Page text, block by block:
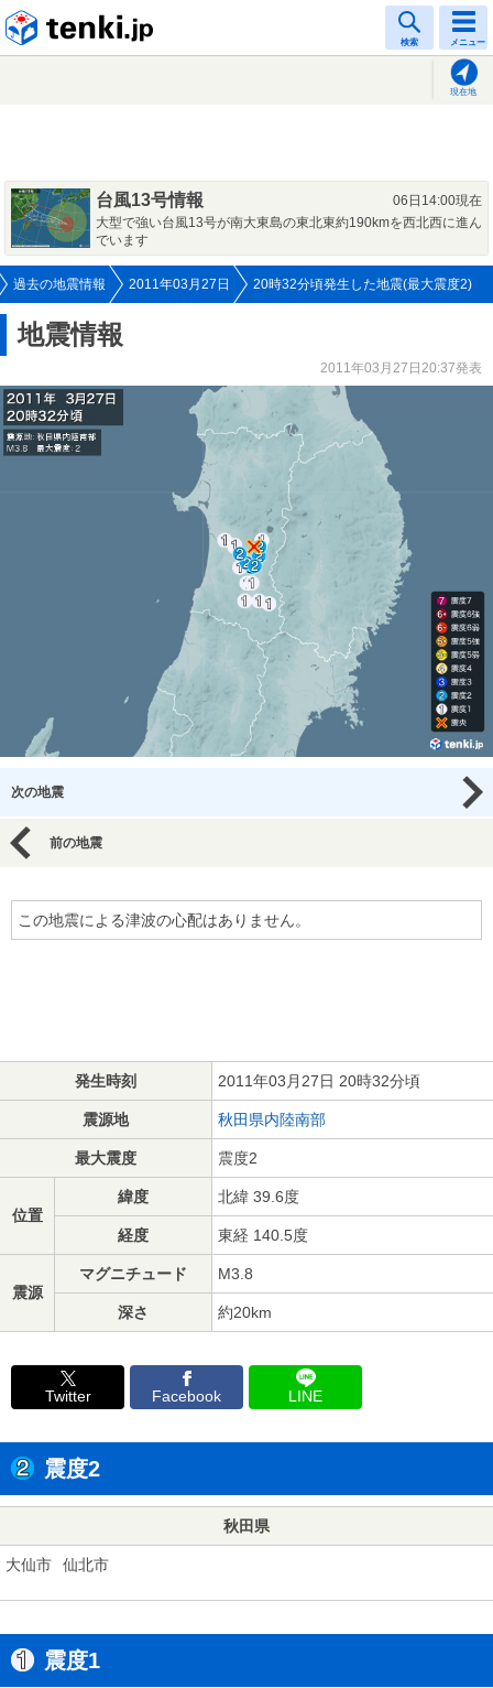
検索 メニュー
現在地
台風13号情報
06日14:00現在
大型で強い台風13号が南大東島の東北東約190kmを西北西に進ん
でいます
過去の地震情報 2011年03月27日 20時32分頃発生した地震(最大震度2)
地震情報
2011年03月27日20:37発表
次の地震
前の地震
この地震による津波の心配はありません。
発生時刻 2011年03月27日 20時32分頃
震源地 秋田県内陸南部
最大震度 震度2
位置
緯度 北緯 39.6度
経度 東経 140.5度
震源
マグニチュード M3.8
深さ 約20km
Twitter Facebook LINE
震度2
秋田県
大仙市 仙北市
震度1